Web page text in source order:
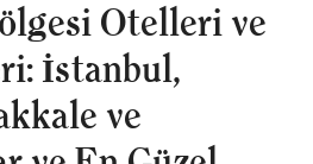
Otelleri ve
İstanbul,
ve